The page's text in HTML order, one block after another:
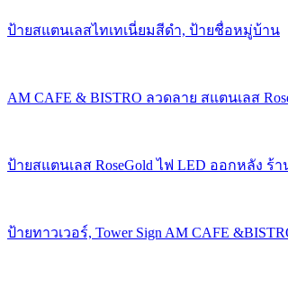
ป้ายสแตนเลสไทเทเนี่ยมสีดำ, ป้ายชื่อหมู่บ้าน
AM CAFE & BISTRO ลวดลาย สแตนเลส
ป้ายสแตนเลส RoseGold ไฟ LED ออกหลัง ร้
ป้ายทาวเวอร์, Tower Sign AM CAFE